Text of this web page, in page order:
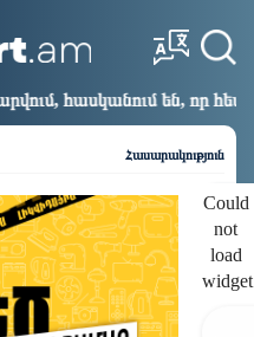
հետևանք կունենա 10:01
Հասարակություն
Could
not
load